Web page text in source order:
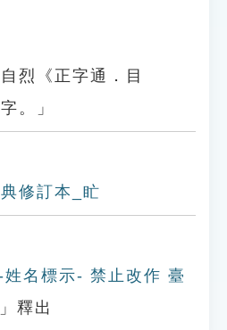
烈《正字通．目
。」
修訂本_盳
名標示- 禁止改作 臺
」釋出